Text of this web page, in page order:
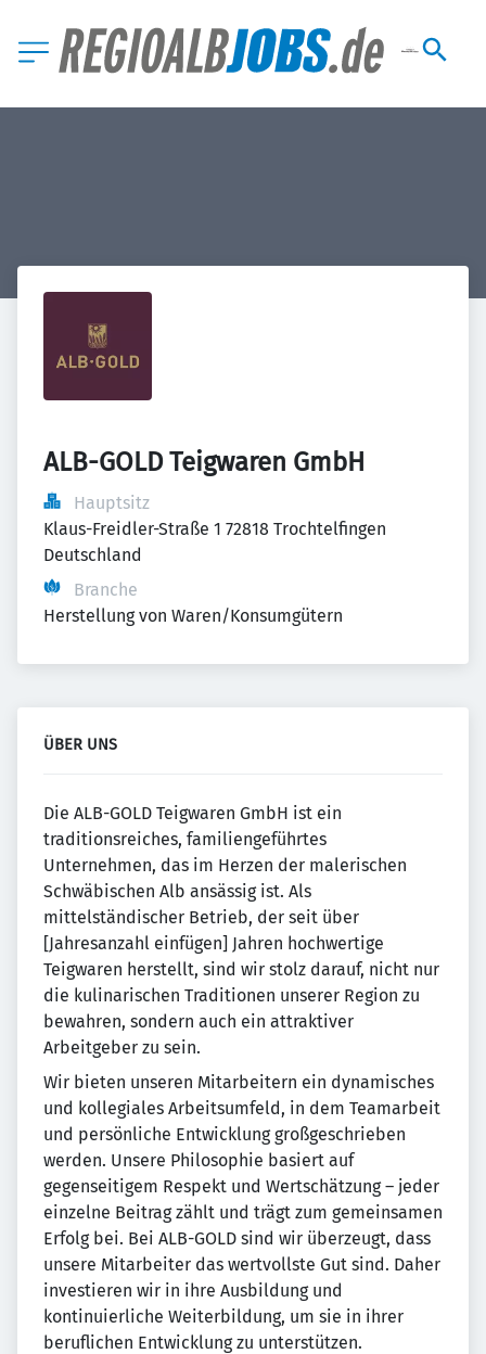
ALB-GOLD Teigwaren GmbH
Hauptsitz
Klaus-Freidler-Straße 1 72818 Trochtelfingen
Deutschland
Branche
Herstellung von Waren/Konsumgütern
ÜBER UNS
Die ALB-GOLD Teigwaren GmbH ist ein
traditionsreiches, familiengeführtes
Unternehmen, das im Herzen der malerischen
Schwäbischen Alb ansässig ist. Als
mittelständischer Betrieb, der seit über
[Jahresanzahl einfügen] Jahren hochwertige
Teigwaren herstellt, sind wir stolz darauf, nicht nur
die kulinarischen Traditionen unserer Region zu
bewahren, sondern auch ein attraktiver
Arbeitgeber zu sein.
Wir bieten unseren Mitarbeitern ein dynamisches
und kollegiales Arbeitsumfeld, in dem Teamarbeit
und persönliche Entwicklung großgeschrieben
werden. Unsere Philosophie basiert auf
gegenseitigem Respekt und Wertschätzung – jeder
einzelne Beitrag zählt und trägt zum gemeinsamen
Erfolg bei. Bei ALB-GOLD sind wir überzeugt, dass
unsere Mitarbeiter das wertvollste Gut sind. Daher
investieren wir in ihre Ausbildung und
kontinuierliche Weiterbildung, um sie in ihrer
beruflichen Entwicklung zu unterstützen.